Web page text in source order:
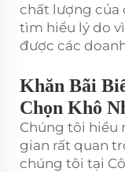
chất lượng của
tìm hiểu lý do
được các
Khăn Bãi
Chọn Khô
Chúng tôi hiểu
gian rất quan
chúng tôi tại